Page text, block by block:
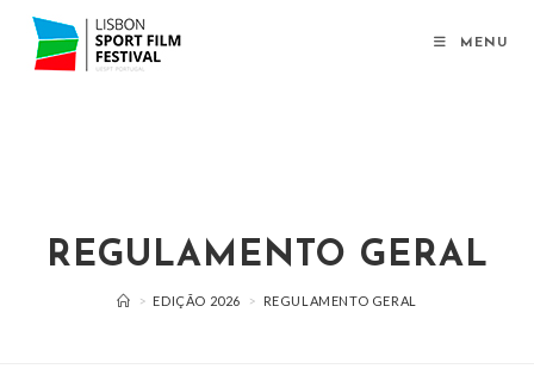
MENU
REGULAMENTO GERAL
> EDIÇÃO 2026 > REGULAMENTO GERAL